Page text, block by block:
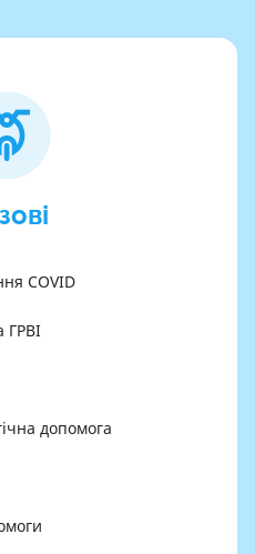
COVID
ГРВІ
допомога